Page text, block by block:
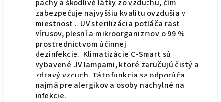
pachy a škodlivé látky zo vzduchu, čím
zabezpečuje najvyššiu kvalitu ovzdušia v
miestnosti. UV sterilizácia potláča rast
vírusov, plesní a mikroorganizmov o 99 %
prostredníctvom účinnej
dezinfekcie. Klimatizácie C-Smart sú
vybavené UV lampami, ktoré zaručujú čistý a
zdravý vzduch. Táto funkcia sa odporúča
najmä pre alergikov a osoby náchylné na
infekcie.